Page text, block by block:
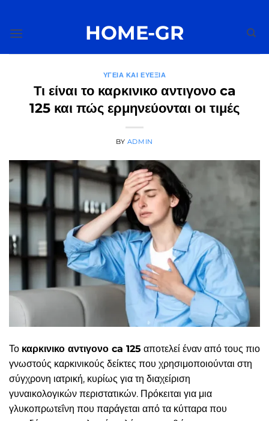
περιεχόμενο
HOME-GR
ΥΓΕΊΑ ΚΑΙ ΕΥΕΞΊΑ
Τι είναι το καρκινικο αντιγονο ca
125 και πώς ερμηνεύονται οι τιμές
BY ADMIN
Το καρκινικο αντιγονο ca 125 αποτελεί έναν από τους πιο
γνωστούς καρκινικούς δείκτες που χρησιμοποιούνται στη
σύγχρονη ιατρική, κυρίως για τη διαχείριση
γυναικολογικών περιστατικών. Πρόκειται για μια
γλυκοπρωτεΐνη που παράγεται από τα κύτταρα που